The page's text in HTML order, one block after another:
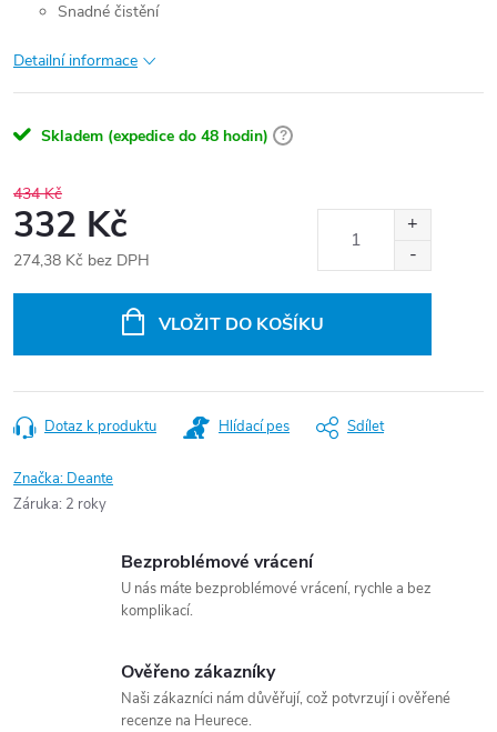
Snadné čistění
Detailní informace
Skladem (expedice do 48 hodin) ?
434 Kč
332 Kč
274,38 Kč bez DPH
VLOŽIT DO KOŠÍKU
Dotaz k produktu Hlídací pes Sdílet
Značka: Deante
Záruka: 2 roky
Bezproblémové vrácení
U nás máte bezproblémové vrácení, rychle a bez
komplikací.
Ověřeno zákazníky
Naši zákazníci nám důvěřují, což potvrzují i ověřené
recenze na Heurece.